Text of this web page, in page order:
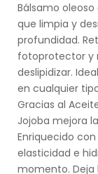
Bálsamo
que limpia y
profundidad.
fotoprotector y
deslipidizar.
en cualquier
Gracias al
Jojoba mejora
Enriquecido
elasticidad e
momento. Deja